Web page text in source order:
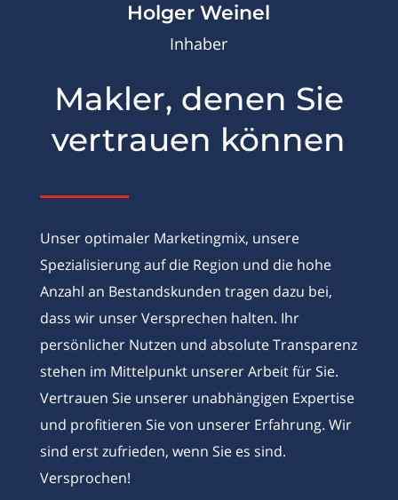
Holger Weinel
Inhaber
Makler, denen Sie
vertrauen können
Unser optimaler Marketingmix, unsere
Spezialisierung auf die Region und die hohe
Anzahl an Bestandskunden tragen dazu bei,
dass wir unser Versprechen halten. Ihr
persönlicher Nutzen und absolute Transparenz
stehen im Mittelpunkt unserer Arbeit für Sie.
Vertrauen Sie unserer unabhängigen Expertise
und profitieren Sie von unserer Erfahrung. Wir
sind erst zufrieden, wenn Sie es sind.
Versprochen!